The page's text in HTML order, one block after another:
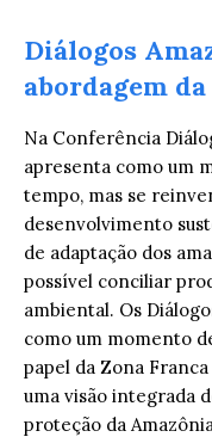
Diálogos
abordagem
Na Conferência
apresenta como um
tempo, mas se
desenvolvimento
de adaptação dos
possível conciliar
ambiental. Os
como um momento
papel da Zona
uma visão integrada
proteção da